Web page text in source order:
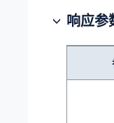
响应参